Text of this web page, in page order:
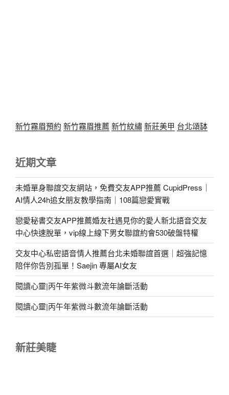
新竹霧眉預約 新竹霧眉推薦 新竹紋繡新莊美甲 台北頌缽
近期文章
未婚單身聯誼交友網站，免費交友APP推薦 CupidPress｜
AI情人24h追女朋友教學指南｜108篇戀愛實戰
戀愛秘書交友APP推薦婚友社遇見你的愛人新北語音交友
中心快速脫單，vip線上線下男女聯誼約會530破盤特權
交友中心私密語音情人推薦台北未婚聯誼首選｜超強記憶
陪伴你告別孤單！Saejin 專屬AI女友
閱讀心靈|丙午年紫微斗數流年論斷活動
閱讀心靈|丙午年紫微斗數流年論斷活動
新莊美睫